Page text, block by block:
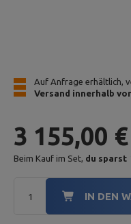
Auf Anfrage erhältlich,
Versand innerhalb
3 155,00 €
Beim Kauf im Set, du sparst
IN DEN